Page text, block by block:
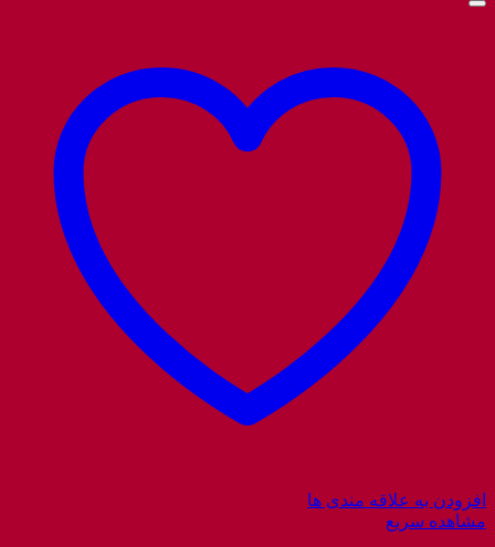
افزودن به علاقه مندی ها
مشاهده سریع